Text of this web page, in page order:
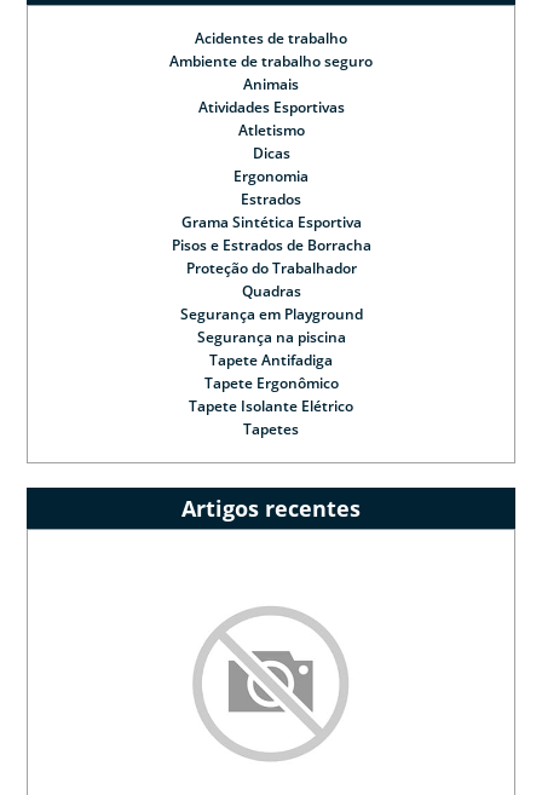
Acidentes de trabalho
Ambiente de trabalho seguro
Animais
Atividades Esportivas
Atletismo
Dicas
Ergonomia
Estrados
Grama Sintética Esportiva
Pisos e Estrados de Borracha
Proteção do Trabalhador
Quadras
Segurança em Playground
Segurança na piscina
Tapete Antifadiga
Tapete Ergonômico
Tapete Isolante Elétrico
Tapetes
Artigos recentes